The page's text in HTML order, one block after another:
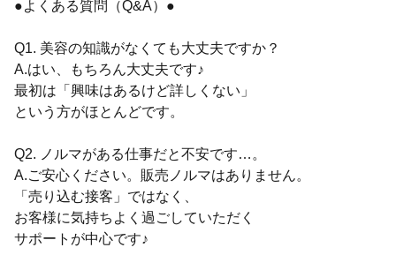
●よくある質問（Q&A）●
Q1. 美容の知識がなくても大丈夫ですか？
A.はい、もちろん大丈夫です♪
最初は「興味はあるけど詳しくない」
という方がほとんどです。
Q2. ノルマがある仕事だと不安です…。
A.ご安心ください。販売ノルマはありません。
「売り込む接客」ではなく、
お客様に気持ちよく過ごしていただく
サポートが中心です♪